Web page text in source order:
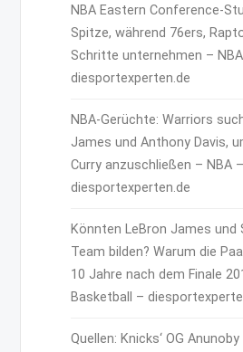
NBA Eastern Conference-
Spitze, während 76ers,
Schritte unternehmen –
diesportexperten.de
NBA-Gerüchte: Warriors
James und Anthony Davis,
Curry anzuschließen – NBA
diesportexperten.de
Könnten LeBron James und
Team bilden? Warum die
10 Jahre nach dem Finale
Basketball –
Quellen: Knicks‘ OG